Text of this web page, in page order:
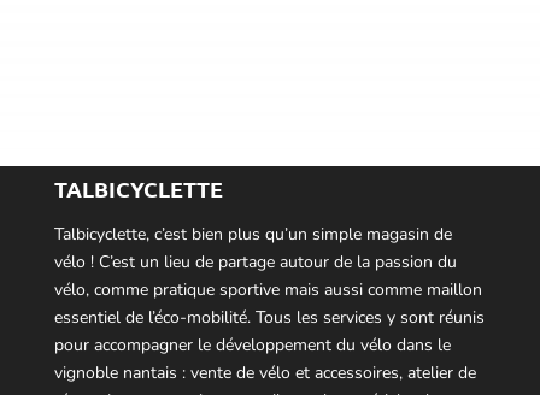
TALBICYCLETTE
Talbicyclette, c’est bien plus qu’un simple magasin de
vélo ! C’est un lieu de partage autour de la passion du
vélo, comme pratique sportive mais aussi comme maillon
essentiel de l’éco-mobilité. Tous les services y sont réunis
pour accompagner le développement du vélo dans le
vignoble nantais : vente de vélo et accessoires, atelier de